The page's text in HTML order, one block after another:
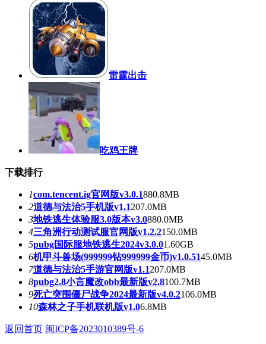
雷霆出击
吃鸡王牌
下载排行
1com.tencent.ig官网版v3.0.1880.8MB
2道德与法治5手机版v1.1207.0MB
3地铁逃生体验服3.0版本v3.0880.0MB
4三角洲行动测试服官网版v1.2.2150.0MB
5pubg国际服地铁逃生2024v3.0.01.60GB
6机甲斗兽场(999999钻999999金币)v1.0.5145.0MB
7道德与法治5手游官网版v1.1207.0MB
8pubg2.8小言魔改obb最新版v2.8100.7MB
9死亡突围僵尸战争2024最新版v4.0.2106.0MB
10森林之子手机联机版v1.06.8MB
返回首页 闽ICP备2023010389号-6